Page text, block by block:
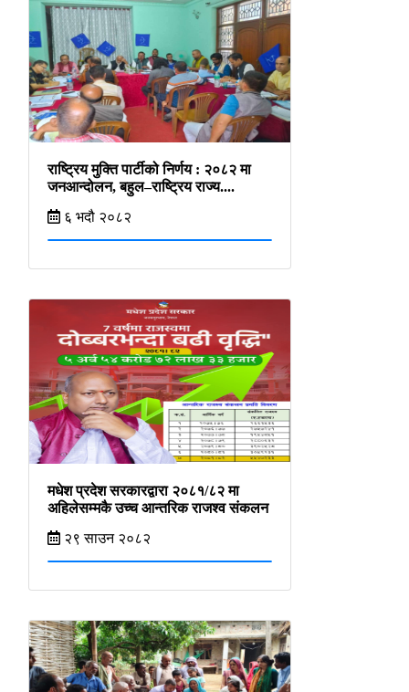
राष्ट्रिय मुक्ति पार्टीको निर्णय : २०८२ मा
जनआन्दोलन, बहुल–राष्ट्रिय राज्य....
६ भदौ २०८२
मधेश प्रदेश सरकारद्वारा २०८१/८२ मा
अहिलेसम्मकै उच्च आन्तरिक राजश्व संकलन
२९ साउन २०८२